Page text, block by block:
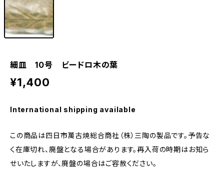
細皿 10号 ビードロ木の葉
¥1,400
International shipping available
この商品は四日市萬古焼総合商社（株）三陶の製品です。予告な
く在庫切れ、廃盤となる場合があります。再入荷の時期はお知ら
せいたしますが、廃盤の場合はご容赦ください。